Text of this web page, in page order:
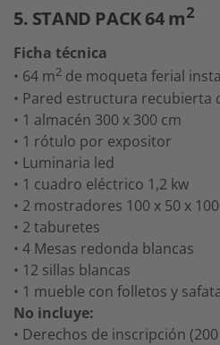
5. STAND PACK 64 m2
Ficha técnica
• 64 m2 de moqueta ferial
• Pared estructura recubierta
• 1 almacén 300 x 300 cm
• 1 rótulo por expositor
• Luminaria led
• 1 cuadro eléctrico 1,2 kw
• 2 mostradores 100 x 50 x
• 2 taburetes
• 4 Mesas redonda blancas
• 12 sillas blancas
• 1 mueble con folletos y
No incluye:
• Derechos de inscripción (200